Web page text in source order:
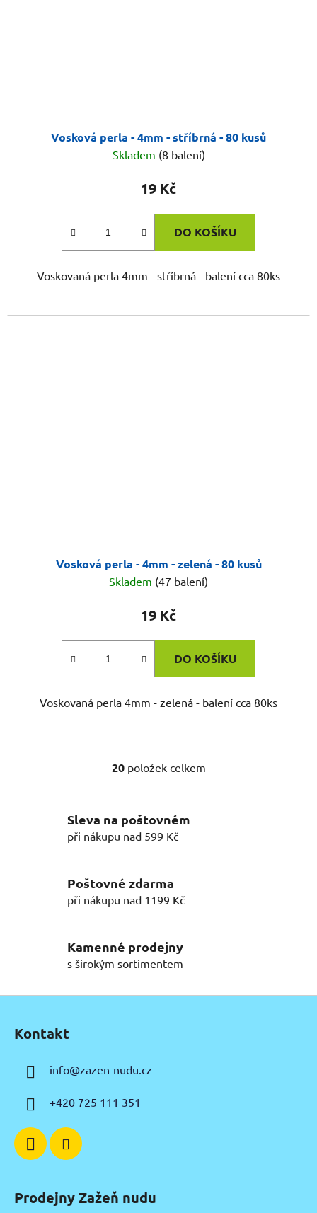
Vosková perla - 4mm - stříbrná - 80 kusů
Skladem (8 balení)
19 Kč
DO KOŠÍKU
Voskovaná perla 4mm - stříbrná - balení cca 80ks
Vosková perla - 4mm - zelená - 80 kusů
Skladem (47 balení)
19 Kč
DO KOŠÍKU
Voskovaná perla 4mm - zelená - balení cca 80ks
O
á
d
í
p
k
y
ý
20položek celkem
Sleva na poštovném
při nákupu nad 599 Kč
Poštovné zdarma
při nákupu nad 1199 Kč
Kamenné prodejny
s širokým sortimentem
Kontakt
info@zazen-nudu.cz
+420 725 111 351
Prodejny Zažeň nudu